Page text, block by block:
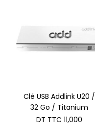
Clé USB Addlink U20 /
32 Go / Titanium
DT TTC 11,000